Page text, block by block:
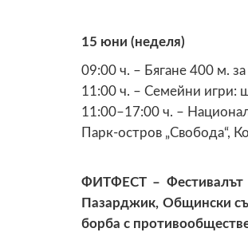
15 юни (неделя)
09:00 ч. – Бягане 400 м.
11:00 ч. – Семейни игри:
11:00–17:00 ч. –
Парк-остров „Свобода“,
ФИТФЕСТ – Фестивалът
Пазарджик, Общински
борба с